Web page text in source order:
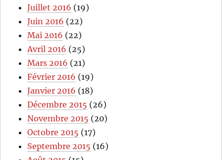
Juillet 2016 (19)
Juin 2016 (22)
Mai 2016 (22)
Avril 2016 (25)
Mars 2016 (21)
Février 2016 (19)
Janvier 2016 (18)
Décembre 2015 (26)
Novembre 2015 (20)
Octobre 2015 (17)
Septembre 2015 (16)